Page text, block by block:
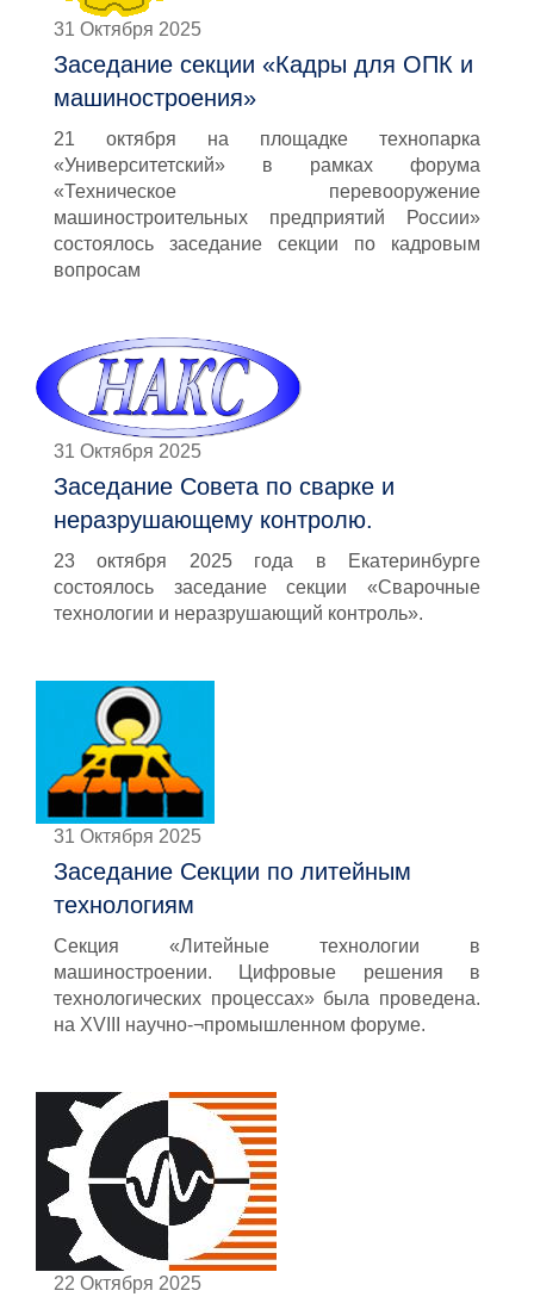
31 Октября 2025
Заседание секции «Кадры для ОПК и
машиностроения»
21 октября на площадке технопарка
«Университетский» в рамках форума
«Техническое перевооружение
машиностроительных предприятий России»
состоялось заседание секции по кадровым
вопросам
31 Октября 2025
Заседание Совета по сварке и
неразрушающему контролю.
23 октября 2025 года в Екатеринбурге
состоялось заседание секции «Сварочные
технологии и неразрушающий контроль».
31 Октября 2025
Заседание Секции по литейным
технологиям
Секция «Литейные технологии в
машиностроении. Цифровые решения в
технологических процессах» была проведена.
на XVIII научно-¬промышленном форуме.
22 Октября 2025